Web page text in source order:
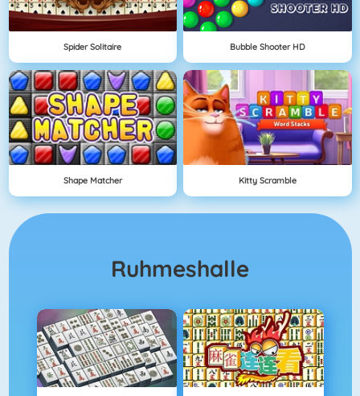
Spider Solitaire Bubble Shooter HD
Shape Matcher Kitty Scramble
Ruhmeshalle